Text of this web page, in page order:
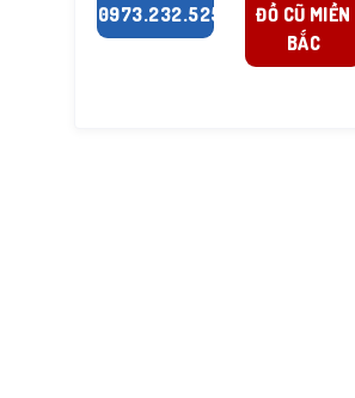
0973.232.525
ĐỒ CŨ MIỀN
BẮC